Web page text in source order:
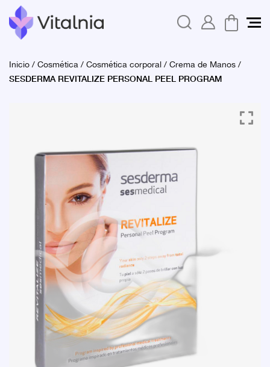
Inicio/Cosmética/Cosmética corporal/Crema de Manos/
SESDERMA REVITALIZE PERSONAL PEEL PROGRAM